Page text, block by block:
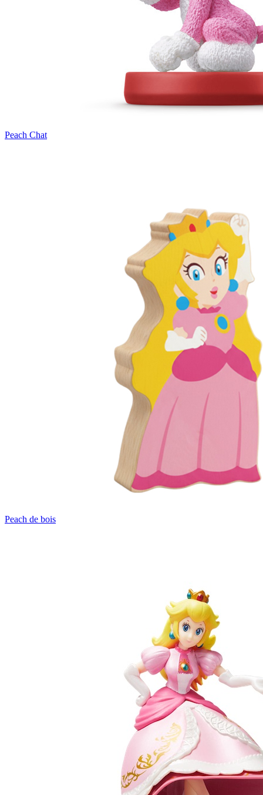
Peach Chat
Peach de bois